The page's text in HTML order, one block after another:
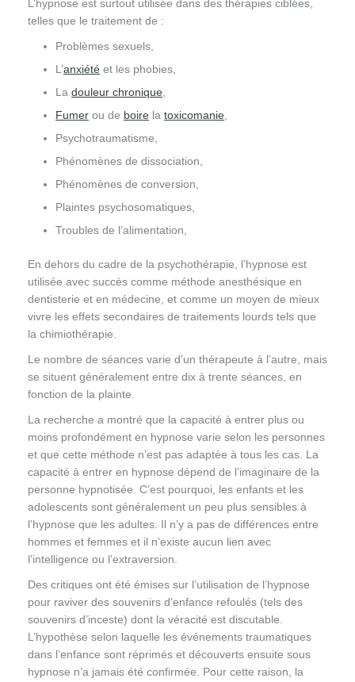
L’hypnose est surtout utilisée dans des thérapies ciblées,
telles que le traitement de :
Problèmes sexuels,
L’anxiété et les phobies,
La douleur chronique
Fumer ou de boire la toxicomanie
Psychotraumatisme,
Phénomènes de dissociation,
Phénomènes de conversion,
Plaintes psychosomatiques,
Troubles de l’alimentation,
En dehors du cadre de la psychothérapie, l’hypnose est
utilisée avec succès comme méthode anesthésique en
dentisterie et en médecine, et comme un moyen de mieux
vivre les effets secondaires de traitements lourds tels que
la chimiothérapie.
Le nombre de séances varie d’un thérapeute à l’autre, mais
se situent généralement entre dix à trente séances, en
fonction de la plainte.
La recherche a montré que la capacité à entrer plus ou
moins profondément en hypnose varie selon les personnes
et que cette méthode n’est pas adaptée à tous les cas. La
capacité à entrer en hypnose dépend de l’imaginaire de la
personne hypnotisée. C’est pourquoi, les enfants et les
adolescents sont généralement un peu plus sensibles à
l’hypnose que les adultes. Il n’y a pas de différences entre
hommes et femmes et il n’existe aucun lien avec
l’intelligence ou l’extraversion.
Des critiques ont été émises sur l’utilisation de l’hypnose
pour raviver des souvenirs d’enfance refoulés (tels des
souvenirs d’inceste) dont la véracité est discutable.
L’hypothèse selon laquelle les événements traumatiques
dans l’enfance sont réprimés et découverts ensuite sous
hypnose n’a jamais été confirmée. Pour cette raison, la